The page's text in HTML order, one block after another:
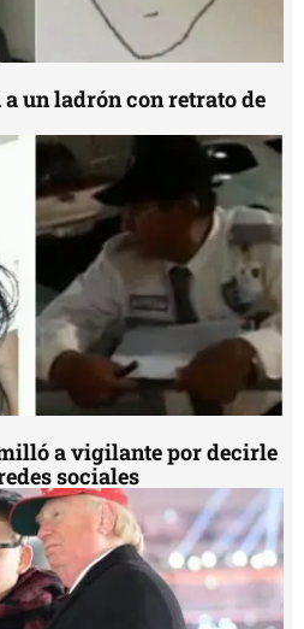
un ladrón con retrato de
a vigilante por decirle
sociales